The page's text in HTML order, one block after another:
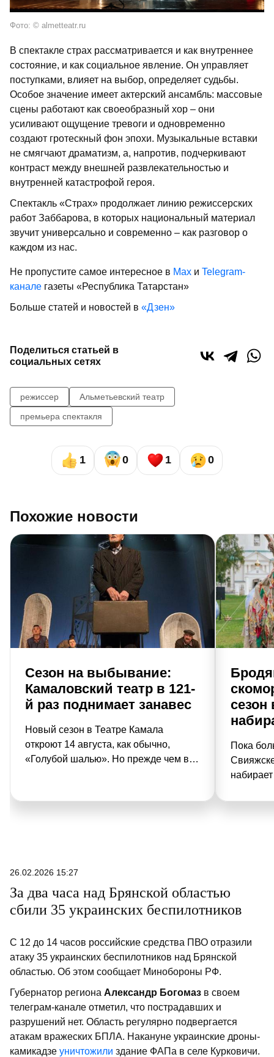
Фото: © almetteatr.ru
В спектакле страх рассматривается и как внутреннее
состояние, и как социальное явление. Он управляет
поступками, влияет на выбор, определяет судьбы.
Особое значение имеет актерский ансамбль: массовые
сцены работают как своеобразный хор – они
усиливают ощущение тревоги и одновременно
создают гротескный фон эпохи. Музыкальные вставки
не смягчают драматизм, а, напротив, подчеркивают
контраст между внешней развлекательностью и
внутренней катастрофой героя.
Спектакль «Страх» продолжает линию режиссерских
работ Заббарова, в которых национальный материал
звучит универсально и современно – как разговор о
каждом из нас.
Не пропустите самое интересное в Max и Telegram-
канале газеты «Республика Татарстан»
Больше статей и новостей в «Дзен»
Поделиться статьей в
социальных сетях
режиссер
Альметьевский театр
премьера спектакля
1 0 1 0
Похожие новости
Сезон на выбывание:
Камаловский театр в 121-
й раз поднимает занавес
Новый сезон в Теат­ре Камала
откроют 14 августа, как обычно,
«Голубой шалью». Но преж­де чем в
Сайдашева, камаловцы устроят
сезон
Пока
26.02.2026 15:27
За два часа над Брянской областью
сбили 35 украинских беспилотников
С 12 до 14 часов российские средства ПВО отразили
атаку 35 украинских беспилотников над Брянской
областью. Об этом сообщает Минобороны РФ.
Губернатор региона Александр Богомаз в своем
телеграм-канале отметил, что пострадавших и
разрушений нет. Область регулярно подвергается
атакам вражеских БПЛА. Накануне украинские дроны-
камикадзе уничтожили здание ФАПа в селе Курковичи.